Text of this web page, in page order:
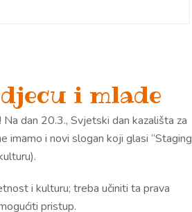
i mlade
dan 20.3., Svjetski dan kazališta za
imamo i novi slogan koji glasi “Staging
i kulturu; treba učiniti ta prava
pristup.